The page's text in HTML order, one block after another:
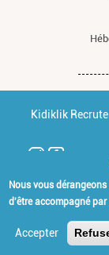
Kidiklik Recrute
Nous vous
d'être accompagné par
Accepter